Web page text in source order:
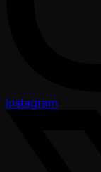
Instagram